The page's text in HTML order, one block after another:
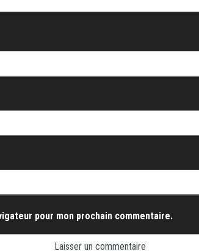
pour mon prochain commentaire.